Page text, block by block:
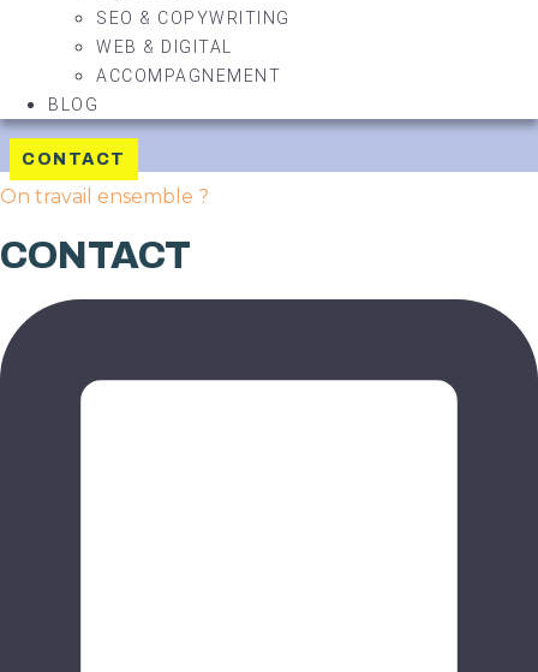
SEO & COPYWRITING
WEB & DIGITAL
ACCOMPAGNEMENT
BLOG
CONTACT
On travail ensemble ?
CONTACT